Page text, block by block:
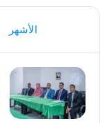
الأشهر